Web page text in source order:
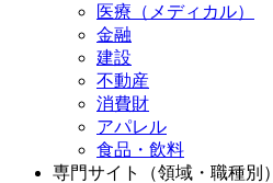
医療（メディカル）
金融
建設
不動産
消費財
アパレル
食品・飲料
専門サイト（領域・職種別）